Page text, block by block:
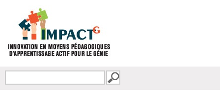
FORMULAIRE DE